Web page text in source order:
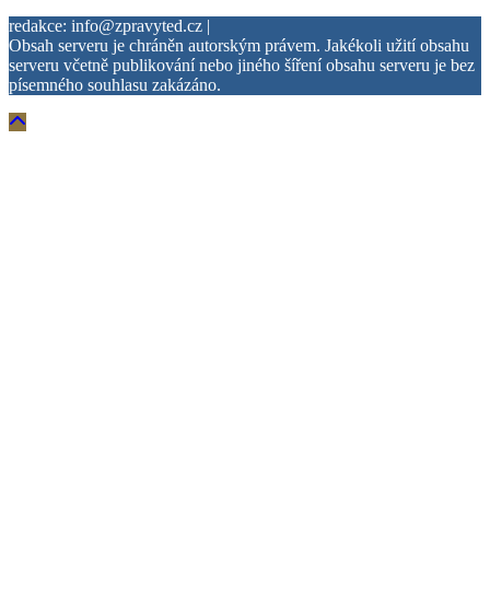
redakce: info@zpravyted.cz |
Obsah serveru je chráněn autorským právem. Jakékoli užití obsahu
serveru včetně publikování nebo jiného šíření obsahu serveru je bez
písemného souhlasu zakázáno.